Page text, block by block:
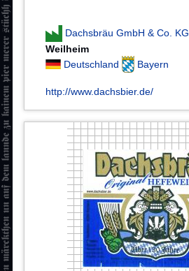
Dachsbräu GmbH & Co. KG
Weilheim
Deutschland
Bayern
http://www.dachsbier.de/